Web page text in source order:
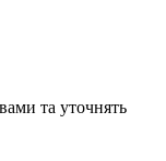
та уточнять